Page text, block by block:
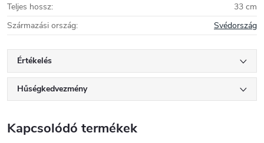
Teljes hossz:
33 cm
Származási ország: Svédország
Értékelés
Hűségkedvezmény
Kapcsolódó termékek